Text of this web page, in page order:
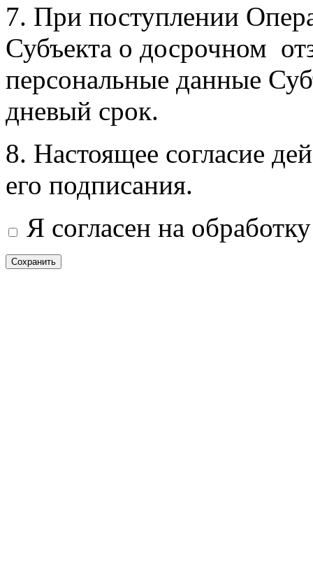
7. При поступлении
Субъекта о досрочном
персональные данные
дневый срок.
8. Настоящее согласие
его подписания.
Я согласен на